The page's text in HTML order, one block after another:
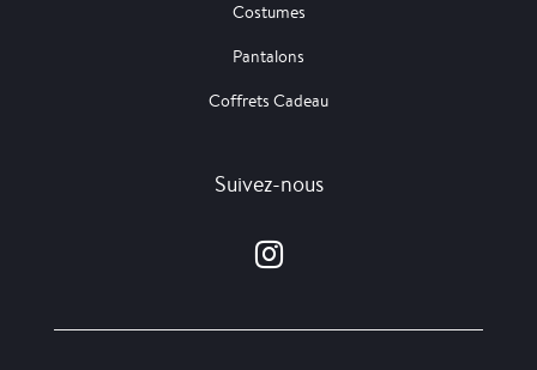
Costumes
Pantalons
Coffrets Cadeau
Suivez-nous